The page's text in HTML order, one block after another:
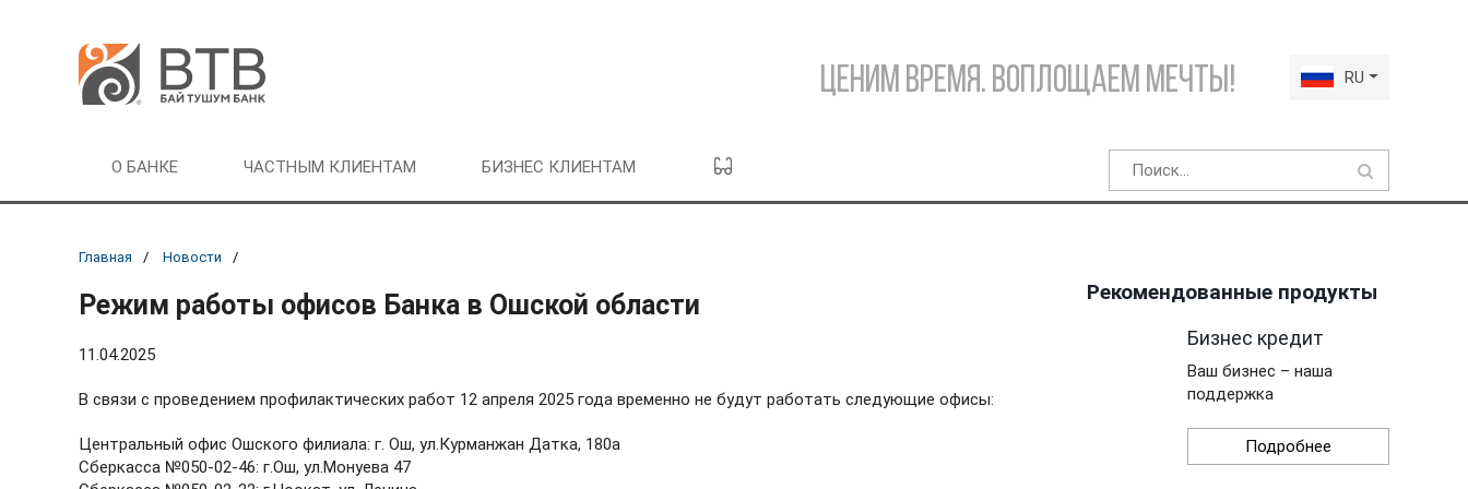
RU
Ценим время. Воплощаем мечты!
О БАНКЕ ЧАСТНЫМ КЛИЕНТАМ БИЗНЕС КЛИЕНТАМ
Главная Новости
Режим работы офисов Банка в Ошской области
11.04.2025
В связи с проведением профилактических работ 12 апреля 2025 года временно не будут работать следующие офисы:
Центральный офис Ошского филиала: г. Ош, ул.Курманжан Датка, 180а
Сберкасса №050-02-46: г.Ош, ул.Монуева 47
Рекомендованные продукты
Бизнес кредит
Ваш бизнес – наша
поддержка
Подробнее